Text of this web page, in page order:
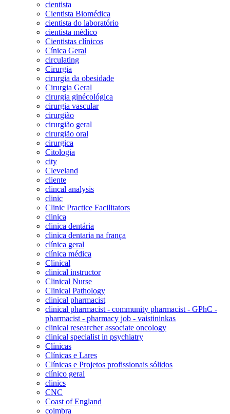
cientista
Cientista Biomédica
cientista do laboratório
cientista médico
Cientistas clínicos
Cínica Geral
circulating
Cirurgia
cirurgia da obesidade
Cirurgia Geral
cirurgia ginécológica
cirurgia vascular
cirurgião
cirurgião geral
cirurgião oral
cirurgica
Citologia
city
Cleveland
cliente
clincal analysis
clinic
Clinic Practice Facilitators
clinica
clinica dentária
clinica dentaria na frança
clínica geral
clínica médica
Clinical
clinical instructor
Clinical Nurse
Clinical Pathology
clinical pharmacist
clinical pharmacist - community pharmacist - GPhC -
pharmacist - pharmacy job - vaistininkas
clinical researcher associate oncology
clinical specialist in psychiatry
Clínicas
Clínicas e Lares
Clínicas e Projetos profissionais sólidos
clínico geral
clinics
CNC
Coast of England
coimbra